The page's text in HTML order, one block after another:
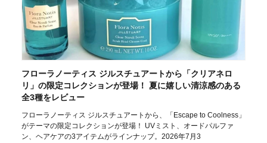
フローラノーティス ジルスチュアートから「クリアネロ
リ」の限定コレクションが登場！ 夏に嬉しい清涼感のある
全3種をレビュー
フローラノーティス ジルスチュアートから、「Escape to Coolness」
がテーマの限定コレクションが登場！ UVミスト、オードパルファ
ン、ヘアケアの3アイテムがラインナップ。2026年7月3